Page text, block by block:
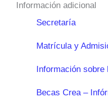
Información adicional
Secretaría
Matrícula y
Información
Becas Crea –